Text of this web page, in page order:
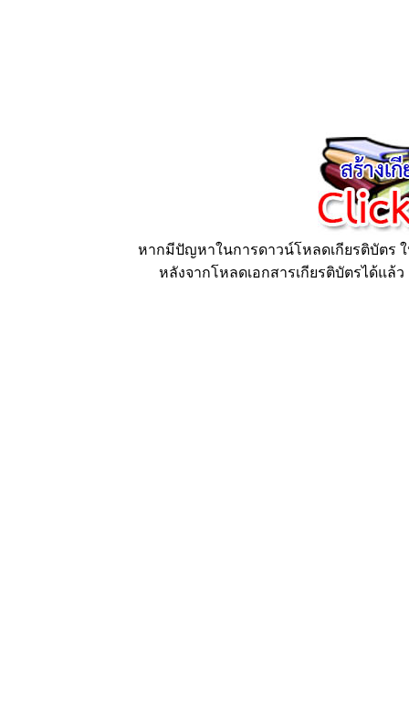
หากมีปัญหาในการดาวน์โหลดเกียรติบัตร
หลังจากโหลดเอกสารเกียรติบัตรได้แล้